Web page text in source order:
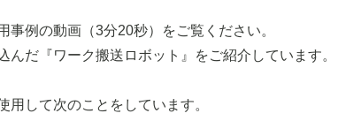
例の動画（3分20秒）をご覧ください。
だ『ワーク搬送ロボット』をご紹介しています。
用して次のことをしています。